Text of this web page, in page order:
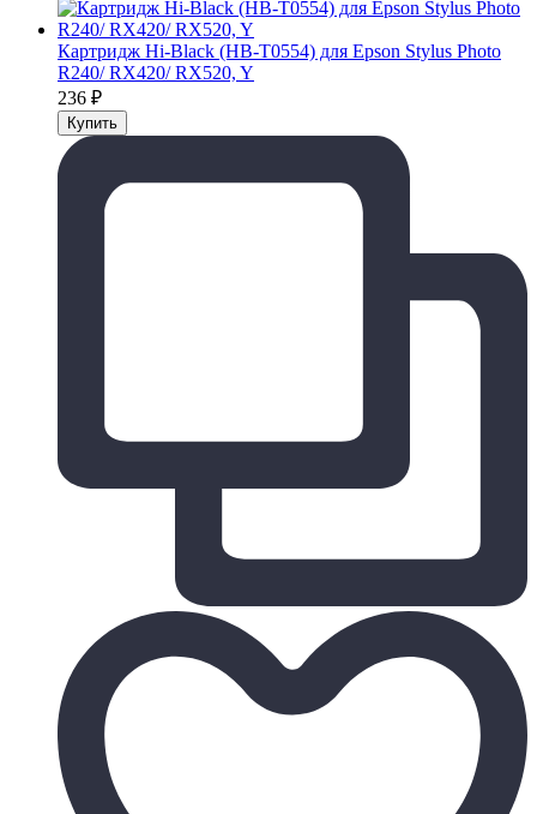
Картридж Hi-Black (HB-T0554) для Epson Stylus Photo
R240/ RX420/ RX520, Y
236 ₽